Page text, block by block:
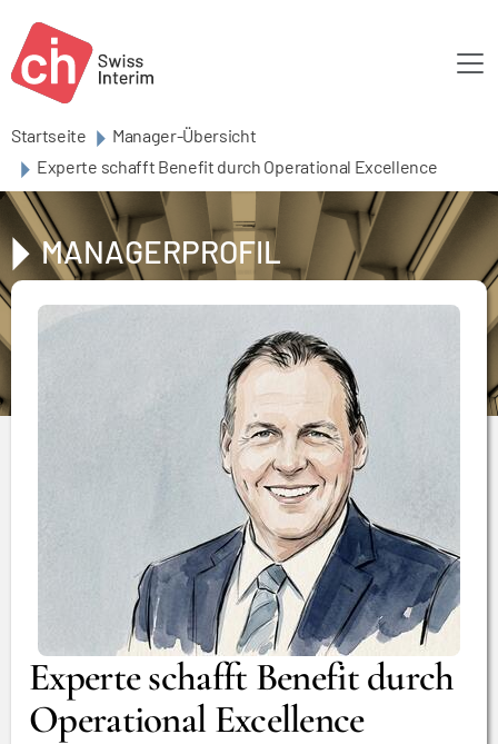
Startseite
Manager-Übersicht
Experte schafft Benefit durch Operational Excellence
MANAGERPROFIL
Experte schafft Benefit durch
Operational Excellence